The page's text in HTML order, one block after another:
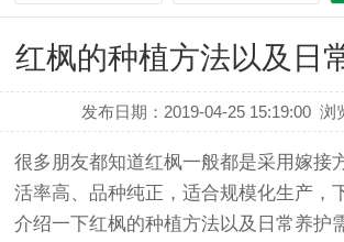
红枫的种植方法以及日
发布日期：2019-04-25 15:19:00 浏
很多朋友都知道红枫一般都是采用嫁接
活率高、品种纯正，适合规模化生产，
介绍一下红枫的种植方法以及日常养护